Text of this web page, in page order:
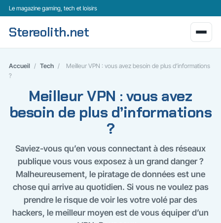
Le magazine gaming, tech et loisirs
Stereolith.net
Accueil / Tech /
Meilleur VPN : vous avez besoin de plus d’informations
?
Meilleur VPN : vous avez
besoin de plus d’informations
?
Saviez-vous qu’en vous connectant à des réseaux
publique vous vous exposez à un grand danger ?
Malheureusement, le piratage de données est une
chose qui arrive au quotidien. Si vous ne voulez pas
prendre le risque de voir les votre volé par des
hackers, le meilleur moyen est de vous équiper d’un